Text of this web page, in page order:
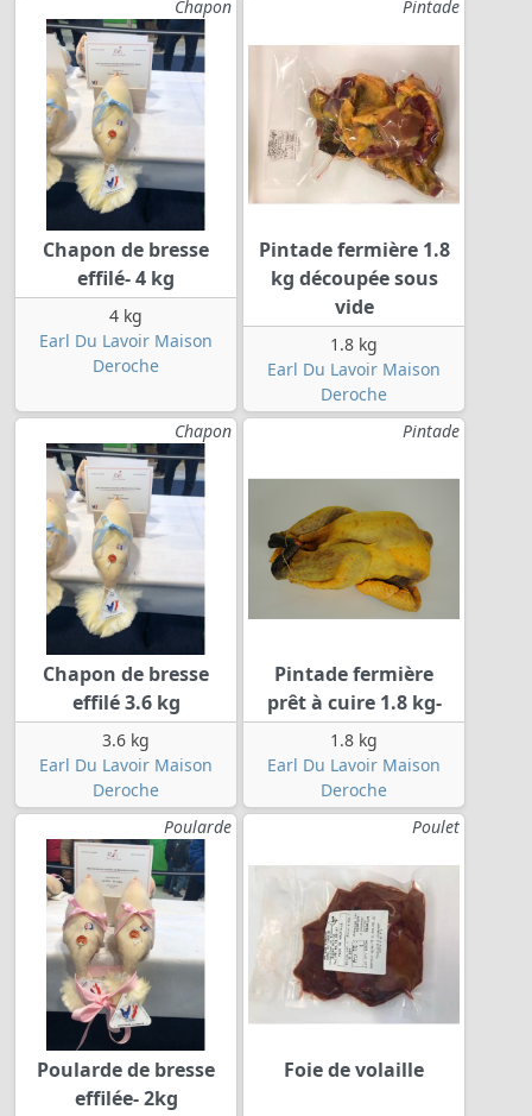
Chapon
Chapon de bresse
effilé- 4 kg
4 kg
Earl Du Lavoir Maison
Deroche
Pintade
Pintade fermière 1.8
kg découpée sous
vide
1.8 kg
Earl Du Lavoir Maison
Deroche
Chapon
Chapon de bresse
effilé 3.6 kg
3.6 kg
Earl Du Lavoir Maison
Deroche
Pintade
Pintade fermière
prêt à cuire 1.8 kg-
1.8 kg
Earl Du Lavoir Maison
Deroche
Poularde
Poularde de bresse
effilée- 2kg
Poulet
Foie de volaille